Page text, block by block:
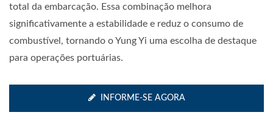
total da embarcação. Essa combinação melhora
significativamente a estabilidade e reduz o consumo de
combustível, tornando o Yung Yi uma escolha de destaque
para operações portuárias.
INFORME-SE AGORA